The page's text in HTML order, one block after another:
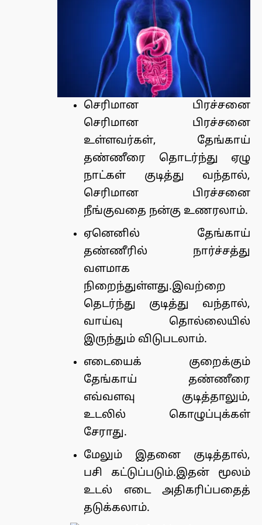
செரிமான பிரச்சனை
செரிமான பிரச்சனை
உள்ளவர்கள், தேங்காய்
தண்ணீரை தொடர்ந்து ஏழு
நாட்கள் குடித்து வந்தால்,
செரிமான பிரச்சனை
நீங்குவதை நன்கு உணரலாம்.
ஏனெனில் தேங்காய்
தண்ணீரில் நார்ச்சத்து
வளமாக
நிறைந்துள்ளது.இவற்றை
தெடர்ந்து குடித்து வந்தால்,
வாய்வு தொல்லையில்
இருந்தும் விடுபடலாம்.
எடையைக் குறைக்கும்
தேங்காய் தண்ணீரை
எவ்வளவு குடித்தாலும்,
உடலில் கொழுப்புக்கள்
சேராது.
மேலும் இதனை குடித்தால்,
பசி கட்டுப்படும்.இதன் மூலம்
உடல் எடை அதிகரிப்பதைத்
தடுக்கலாம்.